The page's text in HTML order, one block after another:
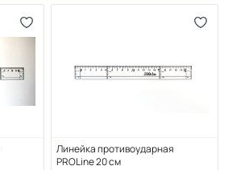
Линейка противоударная
PROLine 20 см